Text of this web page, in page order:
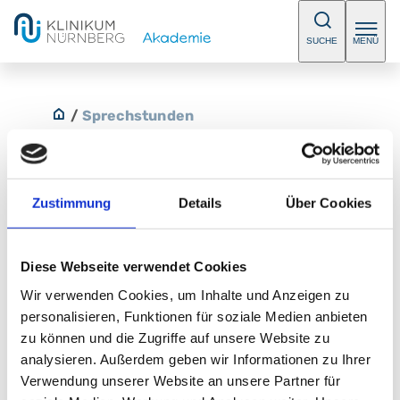
Zustimmung Details Über Cookies
Diese Webseite verwendet Cookies
Wir verwenden Cookies, um Inhalte und Anzeigen zu
personalisieren, Funktionen für soziale Medien anbieten
zu können und die Zugriffe auf unsere Website zu
analysieren. Außerdem geben wir Informationen zu Ihrer
Verwendung unserer Website an unsere Partner für
SUCHE MENÜ
/ Sprechstunden
Physikalische Therapie Klinikum
Nürnberg, Campus Nord
Zur Terminvereinbarung und für Auskünfte stehen
Ihnen unsere Mitarbeiterinnen der Anmeldungen an
beiden Standorten zur Verfügung.
Telefon: +49 (0) 911 398-2548